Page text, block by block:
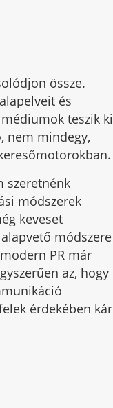
össze.
és
teszik ki
nem mindegy,
szeretnénk
módszerek
keveset
módszere
PR már
az, hogy
érdekében kár